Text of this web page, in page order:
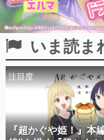
ピック
電ファミのいま読
アプリセール情報
いま読ま
注目度
『超かぐや姫！』本